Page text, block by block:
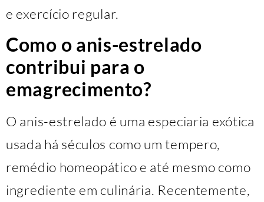
e exercício regular.
Como o anis-estrelado
contribui para o
emagrecimento?
O anis-estrelado é uma especiaria exótica
usada há séculos como um tempero,
remédio homeopático e até mesmo como
ingrediente em culinária. Recentemente,